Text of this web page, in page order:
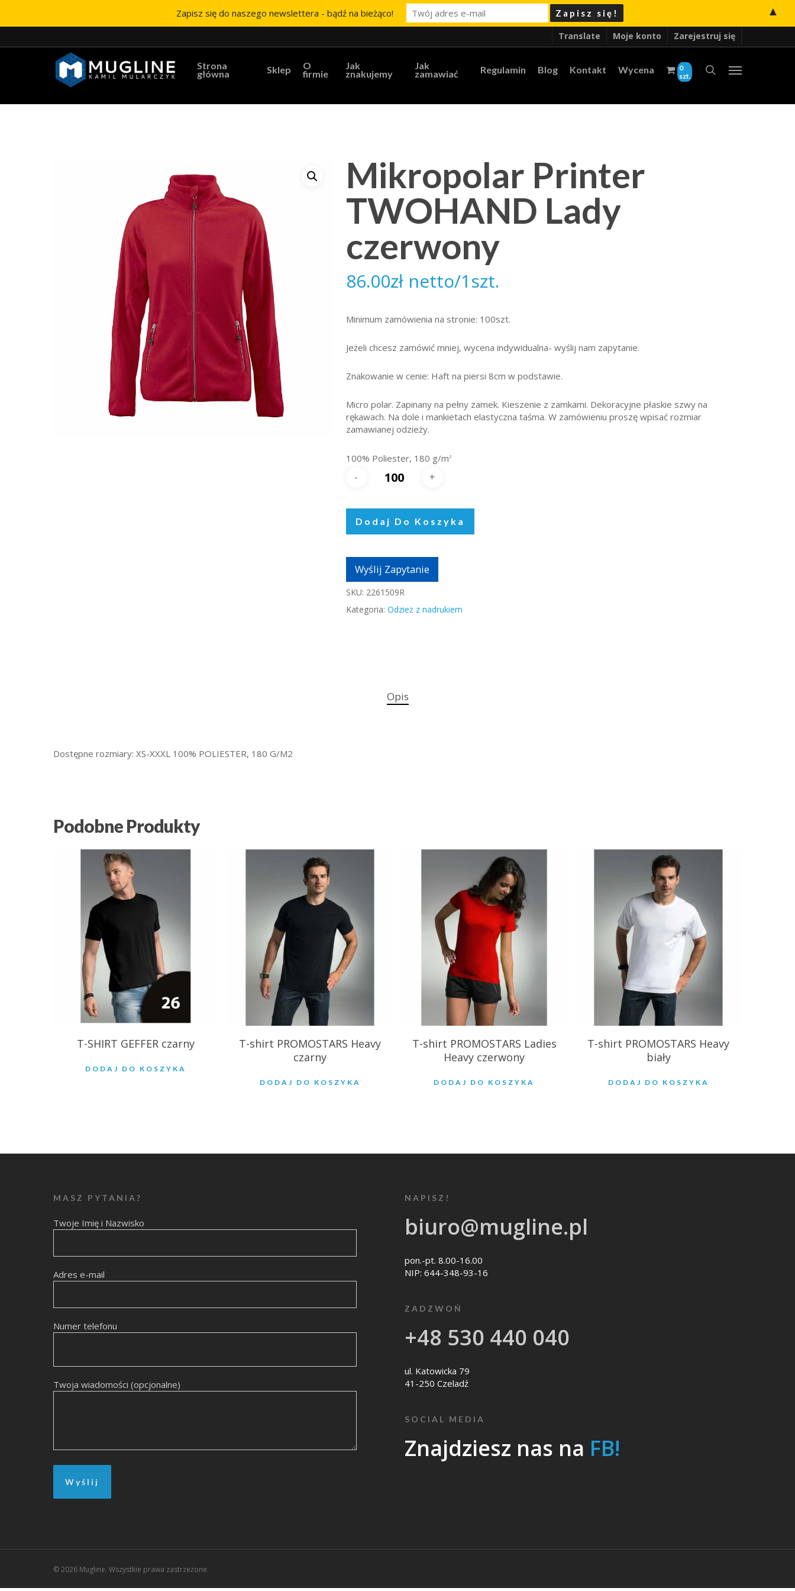
Translate Moje konto Zarejestruj się
Strona
główna Sklep O
firmie
Jak
znakujemy
Jak
zamawiać Regulamin Blog Kontakt Wycena
0
szt.
Mikropolar Printer
TWOHAND Lady
czerwony
86.00zł netto/1szt.
Minimum zamówienia na stronie: 100szt.
Jeżeli chcesz zamówić mniej, wycena indywidualna- wyślij nam zapytanie.
Znakowanie w cenie: Haft na piersi 8cm w podstawie.
Micro polar. Zapinany na pełny zamek. Kieszenie z zamkami. Dekoracyjne płaskie szwy na
rękawach. Na dole i mankietach elastyczna taśma. W zamówieniu proszę wpisać rozmiar
zamawianej odzieży.
100% Poliester, 180 g/m2
Dodaj Do Koszyka
Wyślij Zapytanie
SKU: 2261509R
Kategoria: Odzież z nadrukiem
Opis
Dostępne rozmiary: XS-XXXL 100% POLIESTER, 180 G/M2
Podobne Produkty
18.59
T-SHIRT GEFFER czarny
DODAJ DO KOSZYKA
28.85zł
T-shirt PROMOSTARS Heavy
czarny
DODAJ DO KOSZYKA
25.25zł
T-shirt PROMOSTARS Ladies
Heavy czerwony
DODAJ DO KOSZYKA
22.95zł
T-shirt PROMOSTARS Heavy
biały
DODAJ DO KOSZYKA
MASZ PYTANIA?
Twoje Imię i Nazwisko
Adres e-mail
Numer telefonu
Twoja wiadomości (opcjonalne)
NAPISZ!
biuro@mugline.pl
pon.-pt. 8.00-16.00
NIP: 644-348-93-16
ZADZWOŃ
+48 530 440 040
ul. Katowicka 79
41-250 Czeladź
SOCIAL MEDIA
Znajdziesz nas na FB!
© 2026 Mugline. Wszystkie prawa zastrzeżone.
Zapisz się do naszego newslettera - bądź na bieżąco! ▲